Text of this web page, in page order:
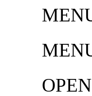
MENU/
MENU/